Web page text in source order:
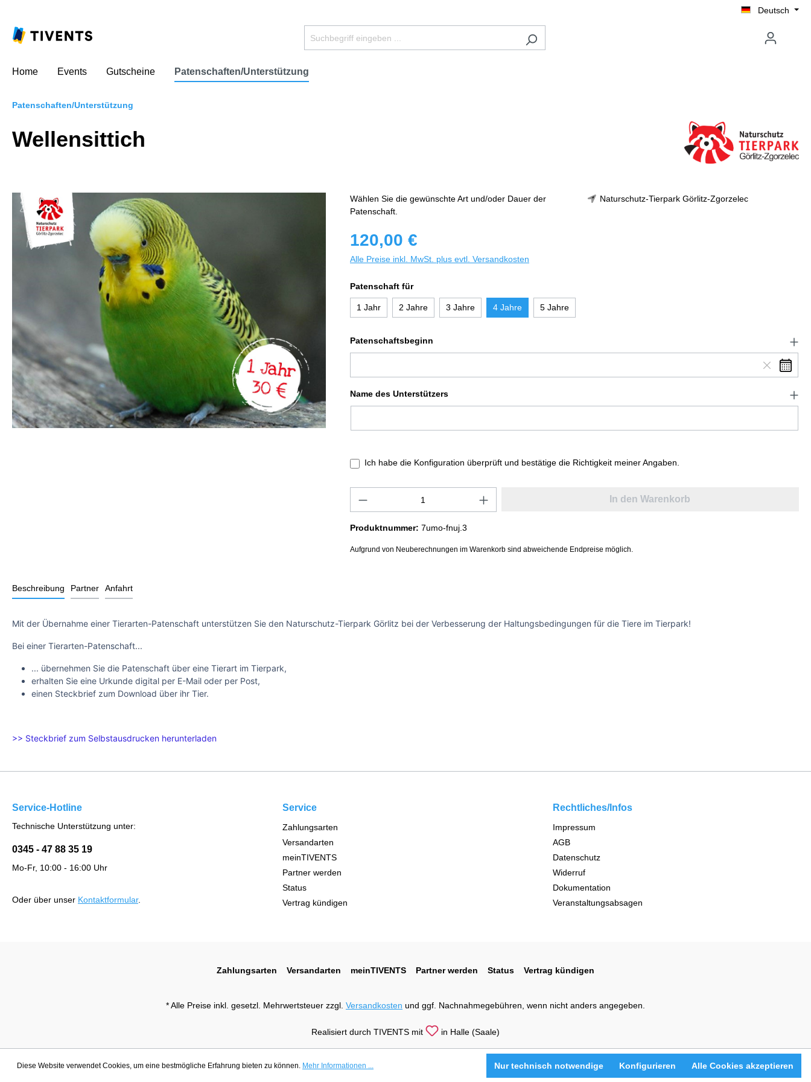
Deutsch
Home Events Gutscheine Patenschaften/Unterstützung
Patenschaften/Unterstützung
Wellensittich
Wählen Sie die gewünschte Art und/oder Dauer der
Patenschaft.
Naturschutz-Tierpark Görlitz-Zgorzelec
120,00 €
Alle Preise inkl. MwSt. plus evtl. Versandkosten
Patenschaft für
1 Jahr 2 Jahre 3 Jahre 4 Jahre 5 Jahre
Patenschaftsbeginn
Name des Unterstützers
Ich habe die Konfiguration überprüft und bestätige die Richtigkeit meiner Angaben.
In den Warenkorb
Produktnummer: 7umo-fnuj.3
Aufgrund von Neuberechnungen im Warenkorb sind abweichende Endpreise möglich.
Beschreibung Partner Anfahrt
Mit der Übernahme einer Tierarten-Patenschaft unterstützen Sie den Naturschutz-Tierpark Görlitz bei der Verbesserung der Haltungsbedingungen für die Tiere im Tierpark!
Bei einer Tierarten-Patenschaft...
... übernehmen Sie die Patenschaft über eine Tierart im Tierpark,
erhalten Sie eine Urkunde digital per E-Mail oder per Post,
einen Steckbrief zum Download über ihr Tier.
>> Steckbrief zum Selbstausdrucken herunterladen
Service-Hotline
Technische Unterstützung unter:
0345 - 47 88 35 19
Mo-Fr, 10:00 - 16:00 Uhr
Oder über unser Kontaktformular.
Service
Zahlungsarten
Versandarten
meinTIVENTS
Partner werden
Status
Vertrag kündigen
Rechtliches/Infos
Impressum
AGB
Datenschutz
Widerruf
Dokumentation
Veranstaltungsabsagen
Zahlungsarten Versandarten meinTIVENTS Partner werden Status Vertrag kündigen
* Alle Preise inkl. gesetzl. Mehrwertsteuer zzgl. Versandkosten und ggf. Nachnahmegebühren, wenn nicht anders angegeben.
Realisiert durch TIVENTS mit in Halle (Saale)
Diese Website verwendet Cookies, um eine bestmögliche Erfahrung bieten zu können. Mehr Informationen ... Nur technisch notwendige Konfigurieren Alle Cookies akzeptieren